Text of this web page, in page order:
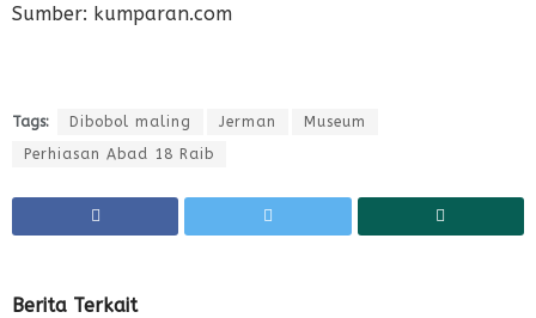
Sumber: kumparan.com
Tags: Dibobol maling Jerman
Museum
Perhiasan Abad 18 Raib
Berita Terkait